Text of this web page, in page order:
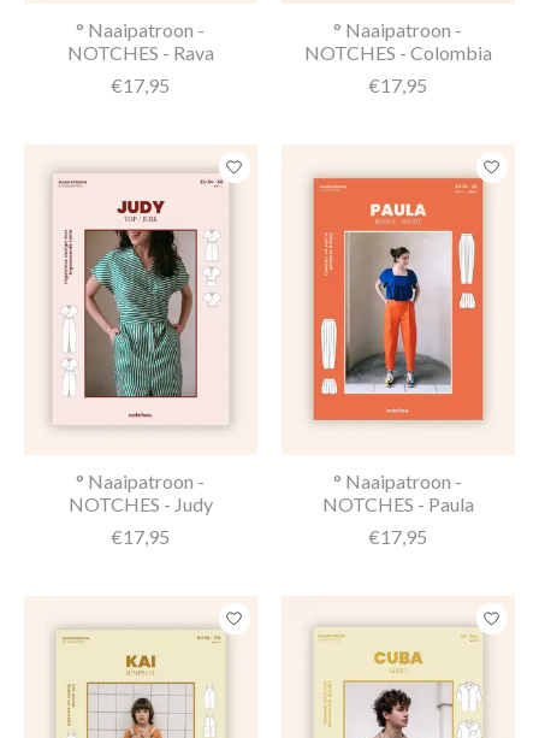
° Naaipatroon -
NOTCHES - Rava
€17,95
° Naaipatroon -
NOTCHES - Colombia
€17,95
° Naaipatroon -
NOTCHES - Judy
€17,95
° Naaipatroon -
NOTCHES - Paula
€17,95